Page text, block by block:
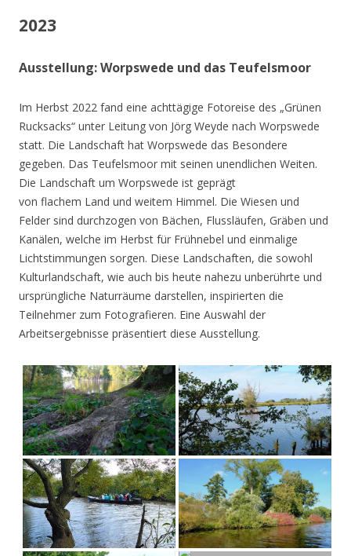
2023
Ausstellung: Worpswede und das Teufelsmoor
Im Herbst 2022 fand eine achttägige Fotoreise des „Grünen
Rucksacks“ unter Leitung von Jörg Weyde nach Worpswede
statt. Die Landschaft hat Worpswede das Besondere
gegeben. Das Teufelsmoor mit seinen unendlichen Weiten.
Die Landschaft um Worpswede ist geprägt
von flachem Land und weitem Himmel. Die Wiesen und
Felder sind durchzogen von Bächen, Flussläufen, Gräben und
Kanälen, welche im Herbst für Frühnebel und einmalige
Lichtstimmungen sorgen. Diese Landschaften, die sowohl
Kulturlandschaft, wie auch bis heute nahezu unberührte und
ursprüngliche Naturräume darstellen, inspirierten die
Teilnehmer zum Fotografieren. Eine Auswahl der
Arbeitsergebnisse präsentiert diese Ausstellung.